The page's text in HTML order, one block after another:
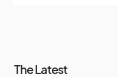
The Latest